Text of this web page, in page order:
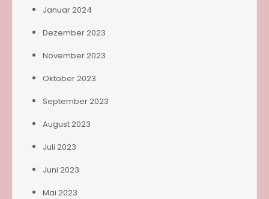
Januar 2024
Dezember 2023
November 2023
Oktober 2023
September 2023
August 2023
Juli 2023
Juni 2023
Mai 2023